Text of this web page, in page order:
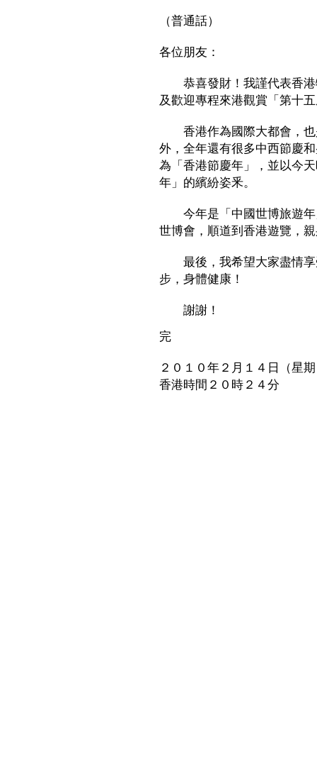
（普通話）
各位朋友：
恭喜發財！我謹代表香港
及歡迎專程來港觀賞「第十
香港作為國際大都會，也
外，全年還有很多中西節慶
為「香港節慶年」，並以今
年」的繽紛姿釆。
今年是「中國世博旅遊年
世博會，順道到香港遊覽，
最後，我希望大家盡情享
步，身體健康！
謝謝！
完
２０１０年２月１４日（星
香港時間２０時２４分